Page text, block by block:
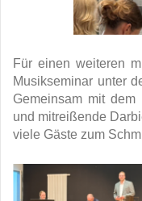
Für einen weiteren
Musikseminar unter
Gemeinsam mit dem
und mitreißende
viele Gäste zum